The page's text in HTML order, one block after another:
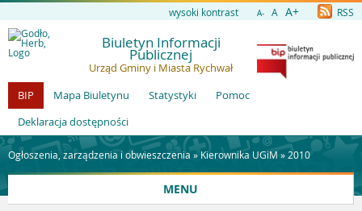
wysoki kontrast A- A A+ RSS
Biuletyn Informacji
Publicznej
Urząd Gminy i Miasta Rychwał
BIP
Mapa Biuletynu Statystyki
Pomoc
Deklaracja dostępności
Ogłoszenia, zarządzenia i obwieszczenia » Kierownika UGiM» 2010
MENU